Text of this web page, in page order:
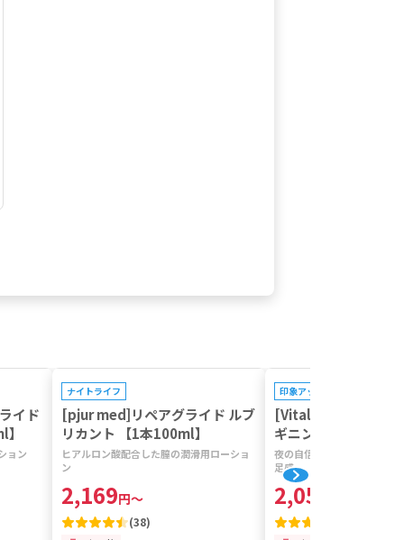
イド
ョン
ナイトライフ
[pjur med]リペアグライド ルブ
リカント 【1本100ml】
ヒアルロン酸配合した膣の潤滑用ローショ
ン
2,169円～
(38)
印象アップ
[VitalMe]バイタル
ギニン＆L-シトルリ
0カプセル】
夜の自信に。アミノ酸が導
足感。
2,053